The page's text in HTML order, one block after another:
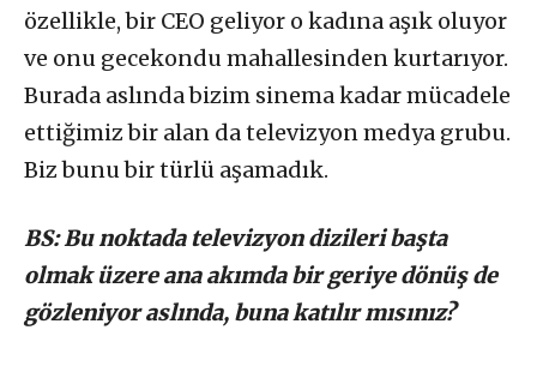
özellikle, bir CEO geliyor o kadına aşık oluyor
ve onu gecekondu mahallesinden kurtarıyor.
Burada aslında bizim sinema kadar mücadele
ettiğimiz bir alan da televizyon medya grubu.
Biz bunu bir türlü aşamadık.
BS: Bu noktada televizyon dizileri başta
olmak üzere ana akımda bir geriye dönüş de
gözleniyor aslında, buna katılır mısınız?